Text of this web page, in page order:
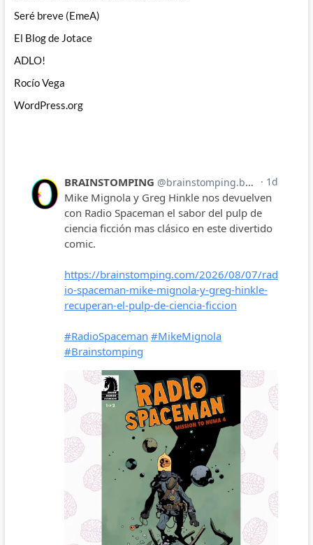
Seré breve (EmeA)
El Blog de Jotace
ADLO!
Rocío Vega
WordPress.org